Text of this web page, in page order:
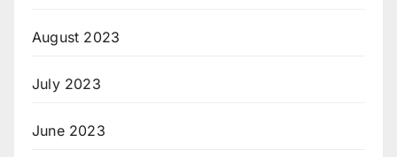
August 2023
July 2023
June 2023